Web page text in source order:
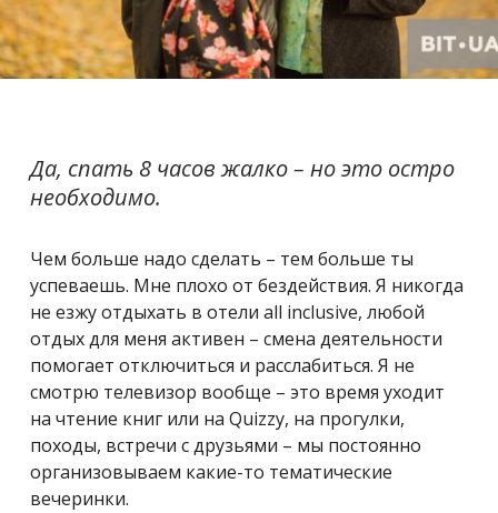
Да, спать 8 часов жалко – но это остро
необходимо.
Чем больше надо сделать – тем больше ты
успеваешь. Мне плохо от бездействия. Я никогда
не езжу отдыхать в отели all inclusive, любой
отдых для меня активен – смена деятельности
помогает отключиться и расслабиться. Я не
смотрю телевизор вообще – это время уходит
на чтение книг или на Quizzy, на прогулки,
походы, встречи с друзьями – мы постоянно
организовываем какие-то тематические
вечеринки.